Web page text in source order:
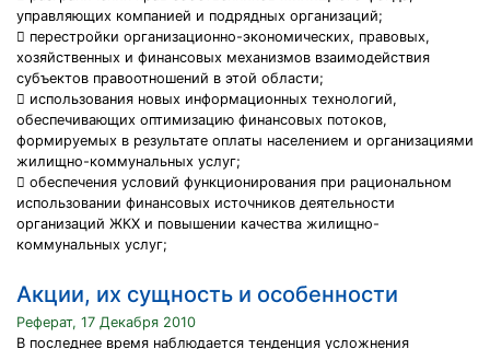
управляющих компанией и подрядных организаций;
 перестройки организационно-экономических, правовых,
хозяйственных и финансовых механизмов взаимодействия
субъектов правоотношений в этой области;
 использования новых информационных технологий,
обеспечивающих оптимизацию финансовых потоков,
формируемых в результате оплаты населением и организациями
жилищно-коммунальных услуг;
 обеспечения условий функционирования при рациональном
использовании финансовых источников деятельности
организаций ЖКХ и повышении качества жилищно-
коммунальных услуг;
Акции, их сущность и особенности
Реферат, 17 Декабря 2010
В последнее время наблюдается тенденция усложнения